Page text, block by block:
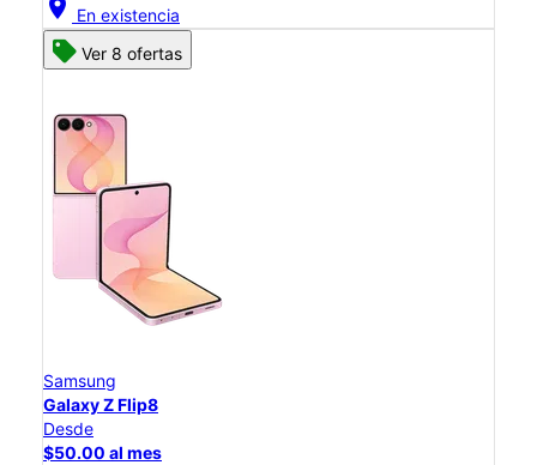
location_on En existencia
Ver 8 ofertas
Samsung
Galaxy Z Flip8
Desde
$50.00 al mes